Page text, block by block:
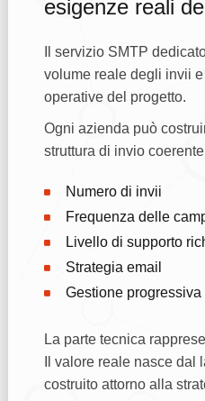
esigenze reali
Il servizio SMTP
volume reale degli invii
operative del progetto.
Ogni azienda può
struttura di invio
Numero di invii
Frequenza delle
Livello di supporto
Strategia email
Gestione
La parte tecnica
Il valore reale nasce dal
costruito attorno alla